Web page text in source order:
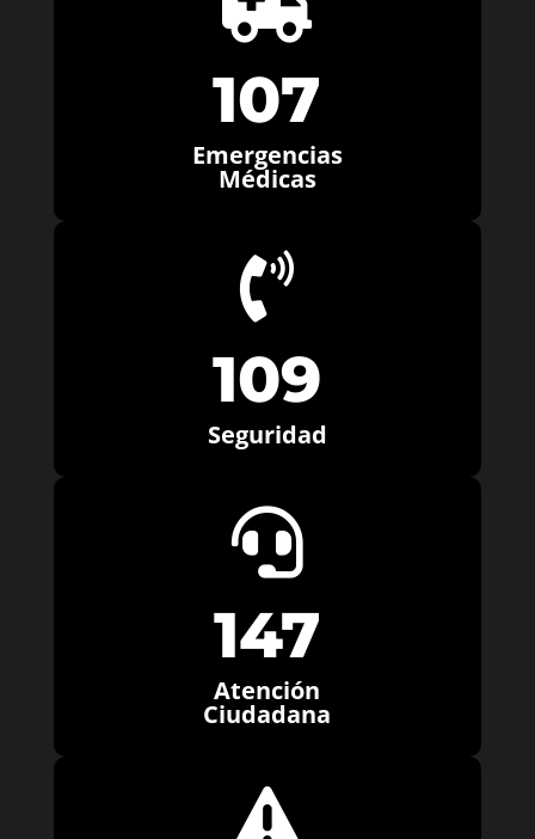
107
Emergencias
Médicas

109
Seguridad

147
Atención
Ciudadana
